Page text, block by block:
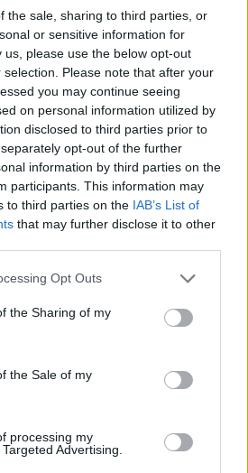
the sale, sharing to third parties, or
or sensitive information for
please use the below opt-out
Please note that after your
you may continue seeing
on personal information utilized by
disclosed to third parties prior to
opt-out of the further
information by third parties on the
participants. This information may
to third parties on the IAB’s List of
that may further disclose it to other
Opt Outs
the Sharing of my
the Sale of my
processing my
Advertising.
vyplynulo, že včelaři si často
zimní období, kvůli kterému se
roztočům ideální podmínky
"V komentářích velmi často
nekoordinovaného plošného
Pokud včelař svá včelstva
soused péči zanedbá, dochází k
Varroa destructor a
oslabená včelstva definitivně
z katedry geoinformatiky PřF UP.
dat a informací o úhynech
pokusí vyvinout model, díky
předvídat problémy s varroázou
reklama